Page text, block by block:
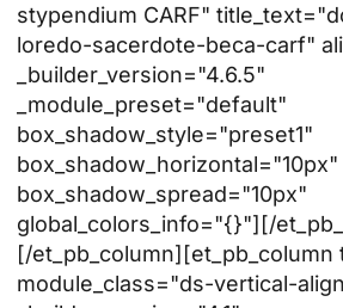
stypendium CARF"
loredo-sacerdote-beca-carf"
_builder_version="4.6.5"
_module_preset="default"
box_shadow_style="preset1"
box_shadow_horizontal="10px"
box_shadow_spread="10px"
global_colors_info="{}"][/
[/et_pb_column][et_pb_column
module_class="ds-vertical-